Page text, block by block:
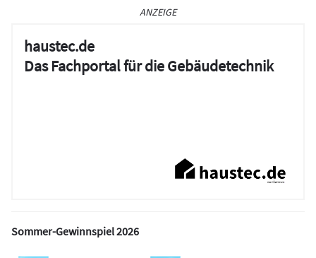
ANZEIGE
haustec.de
Das Fachportal für die Gebäudetechnik
Sommer-Gewinnspiel 2026